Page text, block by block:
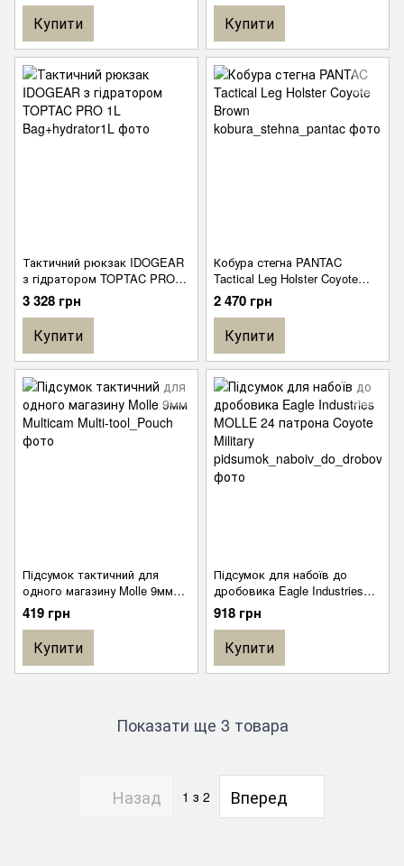
Купити Купити
Тактичний рюкзак IDOGEAR
з гідратором TOPTAC PRO
1L
3 328 грн
Купити
Кобура стегна PANTAC
Tactical Leg Holster Coyote
Brown
2 470 грн
Купити
Підсумок тактичний для
одного магазину Molle 9мм
Multicam
419 грн
Купити
Підсумок для набоїв до
дробовика Eagle Industries
MOLLE 24 патрона Coyote
Military
918 грн
Купити
Показати ще 3 товара
Назад 1 з 2 Вперед